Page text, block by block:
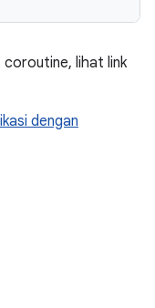
lihat link
dengan